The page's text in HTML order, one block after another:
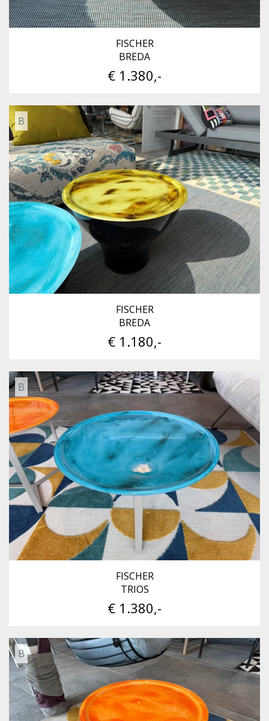
FISCHER
BREDA
€ 1.380,-
B
FISCHER
BREDA
€ 1.180,-
B
FISCHER
TRIOS
€ 1.380,-
B